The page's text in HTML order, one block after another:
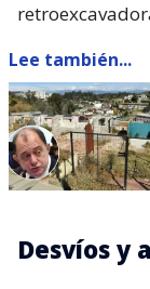
Lee también...
Desvíos y